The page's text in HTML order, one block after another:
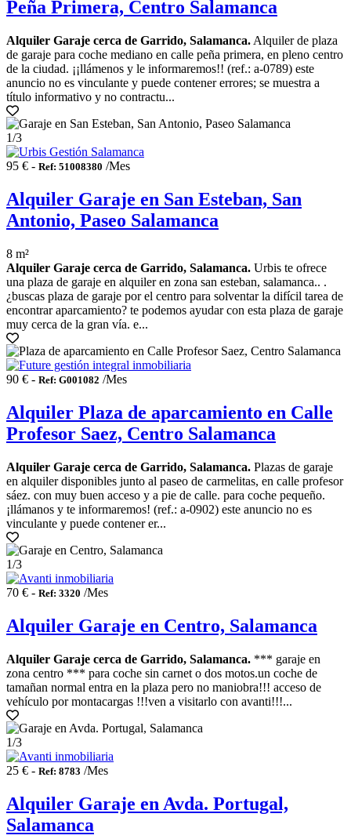
Peña Primera, Centro Salamanca
Alquiler Garaje cerca de Garrido, Salamanca. Alquiler de plaza
de garaje para coche mediano en calle peña primera, en pleno centro
de la ciudad. ¡¡llámenos y le informaremos!! (ref.: a-0789) este
anuncio no es vinculante y puede contener errores; se muestra a
título informativo y no contractu...
1/3
95 € - Ref: 51008380 /Mes
Alquiler Garaje en San Esteban, San
Antonio, Paseo Salamanca
8 m²
Alquiler Garaje cerca de Garrido, Salamanca. Urbis te ofrece
una plaza de garaje en alquiler en zona san esteban, salamanca.. .
¿buscas plaza de garaje por el centro para solventar la difícil tarea de
encontrar aparcamiento? te podemos ayudar con esta plaza de garaje
muy cerca de la gran vía. e...
90 € - Ref: G001082 /Mes
Alquiler Plaza de aparcamiento en Calle
Profesor Saez, Centro Salamanca
Alquiler Garaje cerca de Garrido, Salamanca. Plazas de garaje
en alquiler disponibles junto al paseo de carmelitas, en calle profesor
sáez. con muy buen acceso y a pie de calle. para coche pequeño.
¡llámanos y te informaremos! (ref.: a-0902) este anuncio no es
vinculante y puede contener er...
1/3
70 € - Ref: 3320 /Mes
Alquiler Garaje en Centro, Salamanca
Alquiler Garaje cerca de Garrido, Salamanca. *** garaje en
zona centro *** para coche sin carnet o dos motos.un coche de
tamañan normal entra en la plaza pero no maniobra!!! acceso de
vehículo por montacargas !!!ven a visitarlo con avanti!!!...
1/3
25 € - Ref: 8783 /Mes
Alquiler Garaje en Avda. Portugal,
Salamanca